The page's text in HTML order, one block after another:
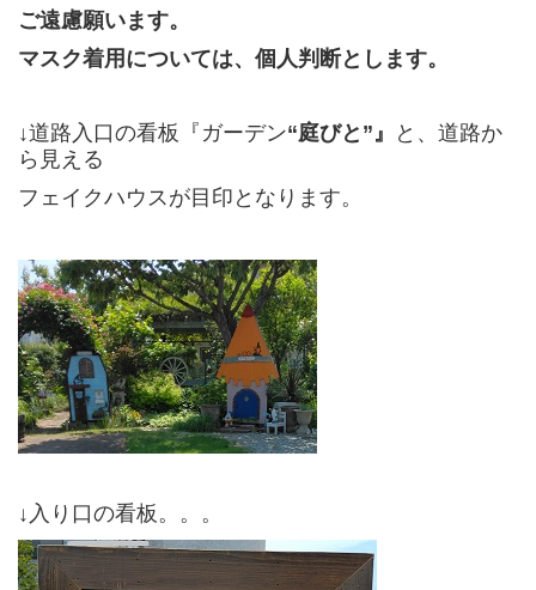
ご遠慮願います。
マスク着用については、個人判断とします。
↓道路入口の看板『ガーデン“庭びと”』
と、道路か
ら見える
フェイクハウスが目印となります。
↓入り口の看板。。。